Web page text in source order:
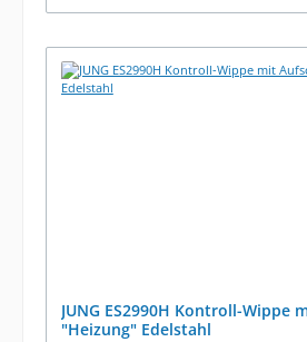
JUNG ES2990H Kontroll-Wippe
"Heizung" Edelstahl